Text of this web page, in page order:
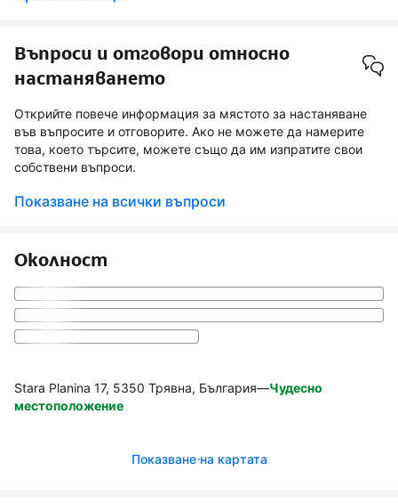
Въпроси и отговори относно
настаняването
Открийте повече информация за мястото за настаняване
във въпросите и отговорите. Ако не можете да намерите
това, което търсите, можете също да им изпратите свои
собствени въпроси.
Показване на всички въпроси
Околност
Stara Planina 17, 5350 Трявна, България—Чудесно
местоположение
Показване на картата